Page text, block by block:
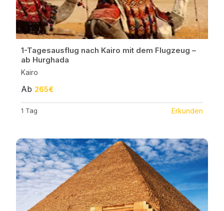
1-Tagesausflug nach Kairo mit dem Flugzeug –
ab Hurghada
Kairo
Ab 265€
1 Tag Erkunden